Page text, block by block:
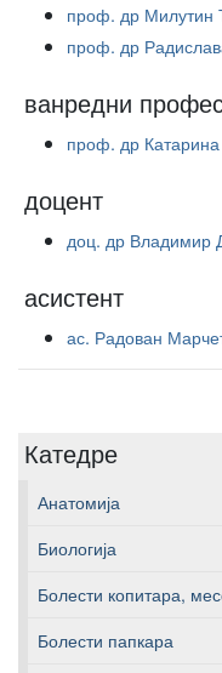
Катедре
Анатомија
Биологија
Болести копитара,
Болести папкара
проф. др Милутин
проф. др
ванредни
проф. др
доцент
доц. др Владимир
асистент
ас. Радован